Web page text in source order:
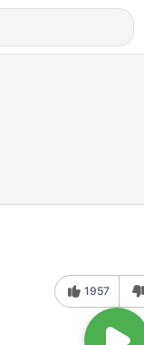
1957